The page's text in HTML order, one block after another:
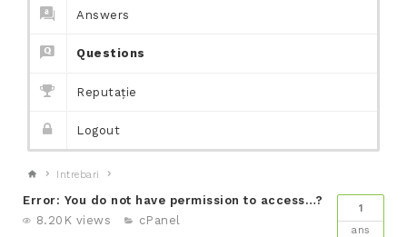
Answers
Questions
Reputație
Logout
Intrebari
1
ans
Error: You do not have permission to access…?
8.20K views
cPanel